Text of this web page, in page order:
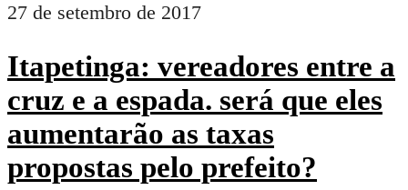
27 de setembro de 2017
Itapetinga: vereadores entre a
cruz e a espada. será que eles
aumentarão as taxas
propostas pelo prefeito?